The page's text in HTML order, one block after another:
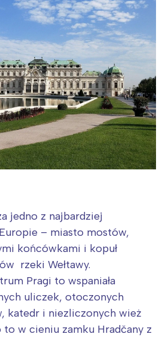
jedno z najbardziej
– miasto mostów,
końcówkami i kopuł
rzeki Wełtawy.
Pragi to wspaniała
uliczek, otoczonych
katedr i niezliczonych wież
to w cieniu zamku Hradčany z